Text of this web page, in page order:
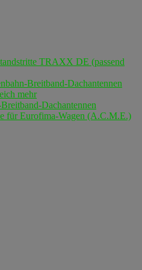
TRAXX DE (passend
Breitband-Dachantennen
mehr
Dachantennen
für Eurofima-Wagen (A.C.M.E.)